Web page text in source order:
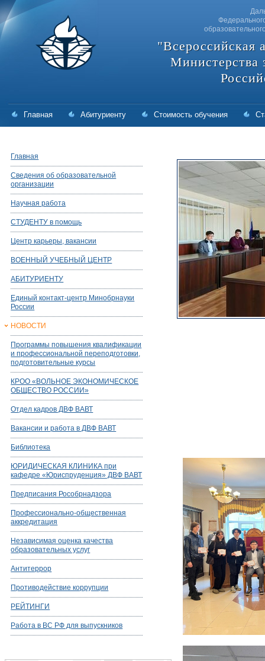
"Всероссийская
Министерства
Главная Абитуриенту Стоимость обучения
Главная
Сведения об образовательной
организации
Научная работа
СТУДЕНТУ в помощь
Центр карьеры, вакансии
ВОЕННЫЙ УЧЕБНЫЙ ЦЕНТР
АБИТУРИЕНТУ
Единый контакт-центр Минобрнауки
России
НОВОСТИ
Программы повышения квалификации
и профессиональной переподготовки,
подготовительные курсы
КРОО «ВОЛЬНОЕ ЭКОНОМИЧЕСКОЕ
ОБЩЕСТВО РОССИИ»
Отдел кадров ДВФ ВАВТ
Вакансии и работа в ДВФ ВАВТ
Библиотека
ЮРИДИЧЕСКАЯ КЛИНИКА при
кафедре «Юриспруденция» ДВФ ВАВТ
Предписания Рособрнадзора
Профессионально-общественная
аккредитация
Независимая оценка качества
образовательных услуг
Антитеррор
Противодействие коррупции
РЕЙТИНГИ
Работа в ВС РФ для выпускников